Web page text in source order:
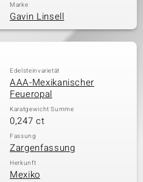
Marke
Gavin Linsell
Edelsteinvarietät
AAA-Mexikanischer
Feueropal
Karatgewicht Summe
0,247 ct
Fassung
Zargenfassung
Herkunft
Mexiko